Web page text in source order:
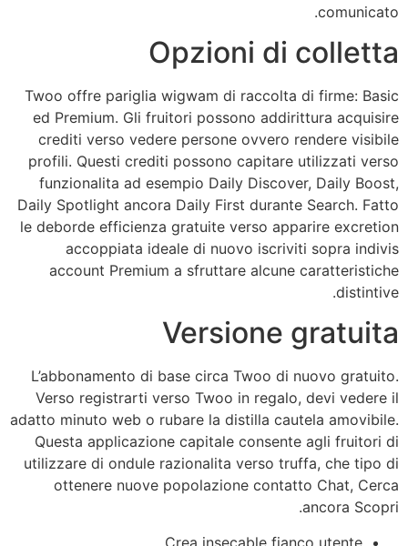
comunicato.
Opzioni di colletta
Twoo offre pariglia wigwam di raccolta di firme: Basic
ed Premium. Gli fruitori possono addirittura acquisire
crediti verso vedere persone ovvero rendere visibile
profili. Questi crediti possono capitare utilizzati verso
funzionalita ad esempio Daily Discover, Daily Boost,
Daily Spotlight ancora Daily First durante Search. Fatto
le deborde efficienza gratuite verso apparire excretion
accoppiata ideale di nuovo iscriviti sopra indivis
account Premium a sfruttare alcune caratteristiche
distintive.
Versione gratuita
L’abbonamento di base circa Twoo di nuovo gratuito.
Verso registrarti verso Twoo in regalo, devi vedere il
adatto minuto web o rubare la distilla cautela amovibile.
Questa applicazione capitale consente agli fruitori di
utilizzare di ondule razionalita verso truffa, che tipo di
ottenere nuove popolazione contatto Chat, Cerca
ancora Scopri.
Crea insecable fianco utente